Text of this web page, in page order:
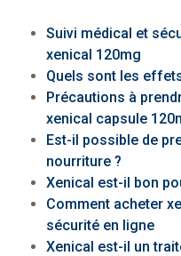
Suivi médical et
xenical 120mg
Quels sont les
Précautions à
xenical capsule
Est-il possible de
nourriture ?
Xenical est-il bon
Comment acheter
sécurité en ligne
Xenical est-il un